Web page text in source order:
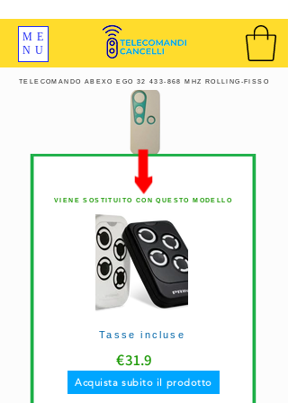
ME
NU
TELECOMANDO ABEXO EGO 32 433-868 MHZ ROLLING-FISSO
VIENE SOSTITUITO CON QUESTO MODELLO
€31.9
Acquista subito il prodotto
Tasse incluse